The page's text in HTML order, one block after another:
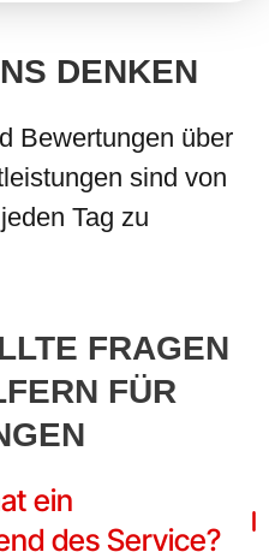
DENKEN
Bewertungen über
sind von
Tag zu
FRAGEN
FÜR
ein
des Service?